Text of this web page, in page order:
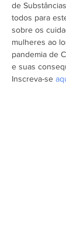
de
todos para
sobre os
mulheres ao
pandemia de
e suas
Inscreva-se